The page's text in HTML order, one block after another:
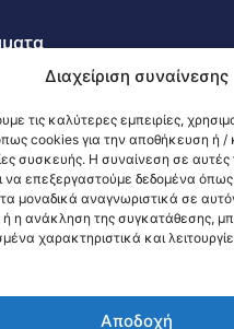
Διαχείριση συναίνεσης
τις καλύτερες εμπειρίες,
cookies για την αποθήκευση ή /
συσκευής. Η συναίνεση σε αυτές
να επεξεργαστούμε δεδομένα
μοναδικά αναγνωριστικά σε
η ανάκληση της συγκατάθεσης,
χαρακτηριστικά και
Αποδοχή
Σεμινάρια -